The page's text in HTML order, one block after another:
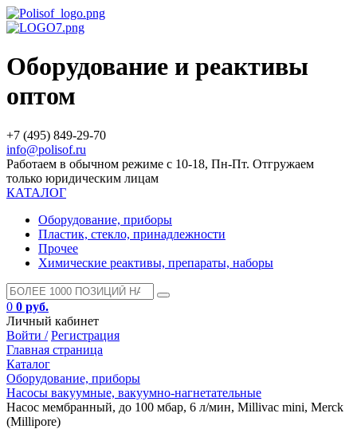
Оборудование и реактивы
оптом
+7 (495) 849-29-70
info@polisof.ru
Работаем в обычном режиме с 10-18, Пн-Пт. Отгружаем
только юридическим лицам
КАТАЛОГ
Оборудование, приборы
Пластик, стекло, принадлежности
Прочее
Химические реактивы, препараты, наборы
0 0 руб.
Личный кабинет
Войти / Регистрация
Главная страница
Каталог
Оборудование, приборы
Насосы вакуумные, вакуумно-нагнетательные
Насос мембранный, до 100 мбар, 6 л/мин, Millivac mini, Merсk
(Millipore)